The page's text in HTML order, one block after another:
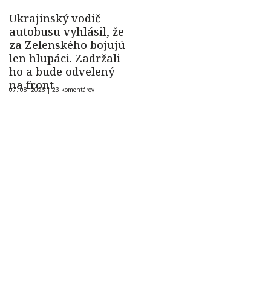
Ukrajinský vodič
autobusu vyhlásil, že
za Zelenského bojujú
len hlupáci. Zadržali
ho a bude odvelený
na front
07. 08. 2026 |23 komentárov